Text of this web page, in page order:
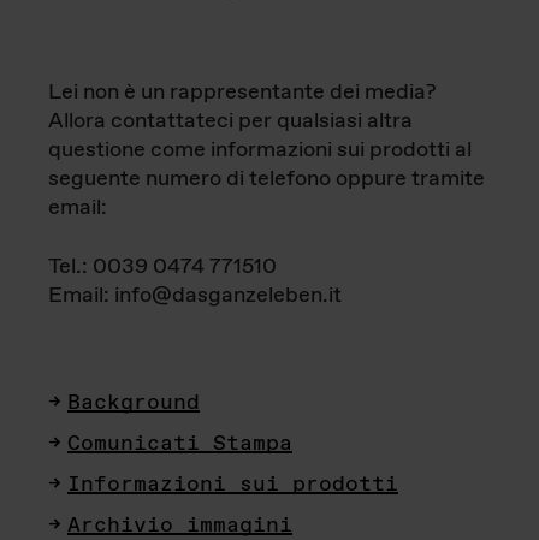
Lei non è un rappresentante dei media?
Allora contattateci per qualsiasi altra
questione come informazioni sui prodotti al
seguente numero di telefono oppure tramite
email:
Tel.: 0039 0474 771510
Email: info@dasganzeleben.it
Background
Comunicati Stampa
Informazioni sui prodotti
Archivio immagini